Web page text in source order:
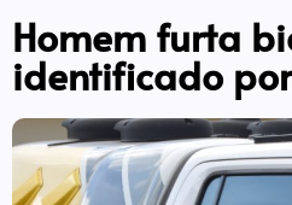
Homem furta
identificado